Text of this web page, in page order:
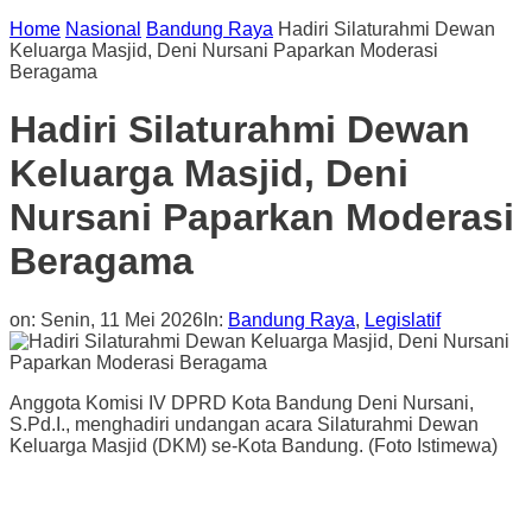
Home Nasional Bandung Raya Hadiri Silaturahmi Dewan
Keluarga Masjid, Deni Nursani Paparkan Moderasi
Beragama
Hadiri Silaturahmi Dewan
Keluarga Masjid, Deni
Nursani Paparkan Moderasi
Beragama
on: Senin, 11 Mei 2026 In: Bandung Raya, Legislatif
Anggota Komisi IV DPRD Kota Bandung Deni Nursani,
S.Pd.I., menghadiri undangan acara Silaturahmi Dewan
Keluarga Masjid (DKM) se-Kota Bandung. (Foto Istimewa)